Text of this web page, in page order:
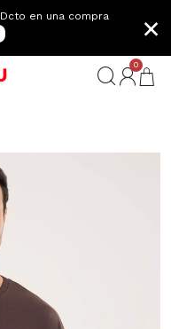
Dcto en una compra
×
0